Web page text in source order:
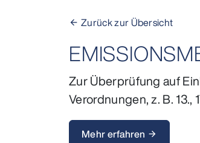
arrow_back Zurück zur Übersicht
Zur Überprüfung auf
Verordnungen, z. B.
Mehr erfahren arrow_forward